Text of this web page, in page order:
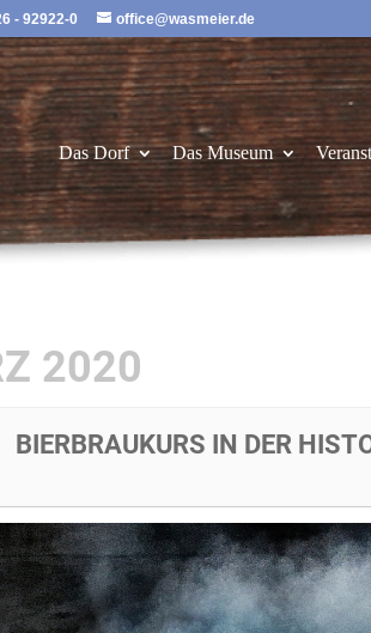
- 92922-0 office@wasmeier.de
Das Dorf Das Museum
2020
BIERBRAUKURS IN DER